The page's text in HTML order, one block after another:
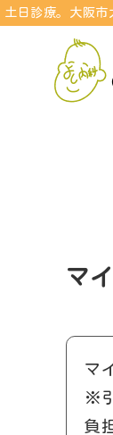
土日診療。大阪市
マ
マ
※
負